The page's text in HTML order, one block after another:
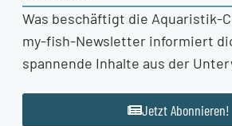
Was beschäftigt die Aquaristik-
my-fish-Newsletter informiert
spannende Inhalte aus der
Jetzt Abonnieren!